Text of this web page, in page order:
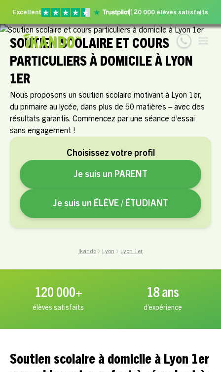
Excellent 120 000 élèves satisfaits
Ikando Lyon Lyon 1er
SOUTIEN SCOLAIRE ET COURS
PARTICULIERS À DOMICILE À LYON
1ER
Nous proposons un soutien scolaire motivant à Lyon 1er,
du primaire au lycée, dans plus de 50 matières – avec des
résultats garantis. Commencez par une séance d’essai
sans engagement !
Choisissez votre profil
Je suis un PARENT
Je suis un ÉLÈVE / ÉTUDIANT
120 000+
élèves satisfaits
18 ans
d’expérience
Soutien scolaire à domicile à Lyon 1er